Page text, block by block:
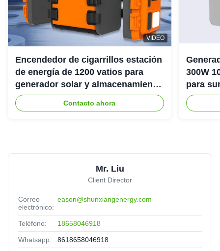
VIDEO
Encendedor de cigarrillos estación
de energía de 1200 vatios para
generador solar y almacenamiento
de energía
Contacto ahora
300W
para
Mr. Liu
Client Director
Correo
electrónico:
eason@shunxiangenergy.com
Teléfono: 18658046918
Whatsapp: 8618658046918